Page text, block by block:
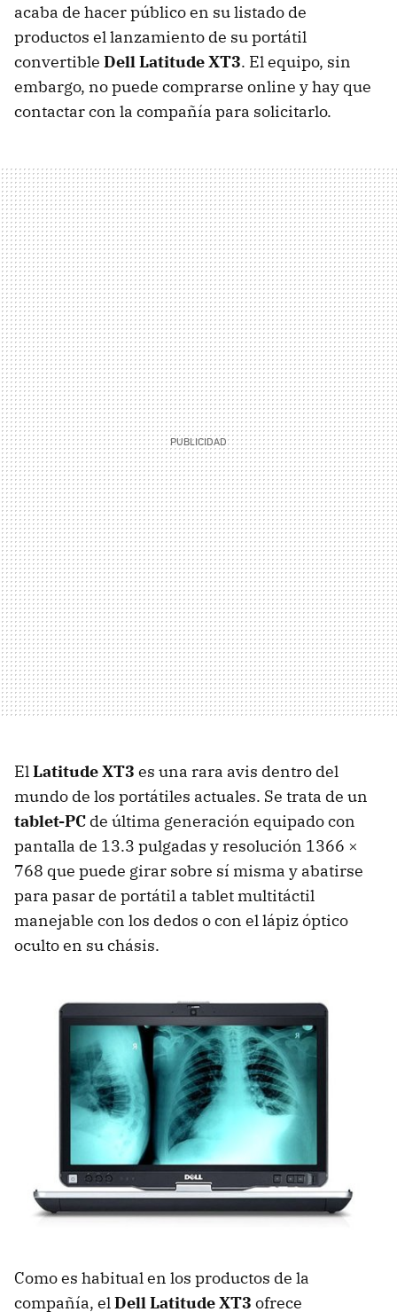
acaba de hacer público en su listado de
productos el lanzamiento de su portátil
convertible Dell Latitude XT3. El equipo, sin
embargo, no puede comprarse online y hay que
contactar con la compañía para solicitarlo.
ElLatitude XT3 es una rara avis dentro del
mundo de los portátiles actuales. Se trata de un
tablet-PC de última generación equipado con
pantalla de 13.3 pulgadas y resolución 1366 ×
768 que puede girar sobre sí misma y abatirse
para pasar de portátil a tablet multitáctil
manejable con los dedos o con el lápiz óptico
oculto en su chásis.
Como es habitual en los productos de la
compañía, elDell Latitude XT3 ofrece